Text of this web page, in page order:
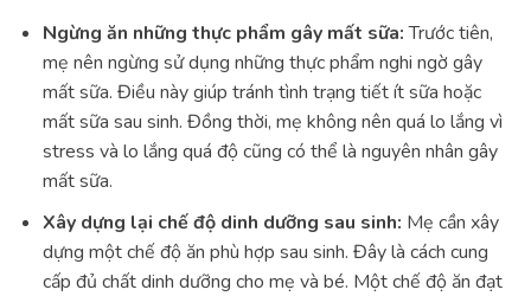
Ngừng ăn những thực phẩm gây mất sữa:Trước tiên,
mẹ nên ngừng sử dụng những thực phẩm nghi ngờ gây
mất sữa. Điều này giúp tránh tình trạng tiết ít sữa hoặc
mất sữa sau sinh. Đồng thời, mẹ không nên quá lo lắng vì
stress và lo lắng quá độ cũng có thể là nguyên nhân gây
mất sữa.
Xây dựng lại chế độ dinh dưỡng sau sinh: Mẹ cần xây
dựng một chế độ ăn phù hợp sau sinh. Đây là cách cung
cấp đủ chất dinh dưỡng cho mẹ và bé. Một chế độ ăn đạt